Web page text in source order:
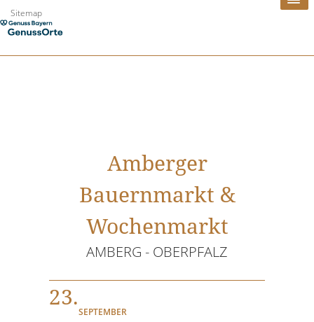
Zum
Inhalt
Sitemap
Amberger
Bauernmarkt &
Wochenmarkt
AMBERG - OBERPFALZ
23.
SEPTEMBER